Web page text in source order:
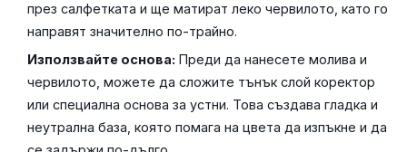
през салфетката и ще матират леко червилото, като го
направят значително по-трайно.
Използвайте основа: Преди да нанесете молива и
червилото, можете да сложите тънък слой коректор
или специална основа за устни. Това създава гладка и
неутрална база, която помага на цвета да изпъкне и да